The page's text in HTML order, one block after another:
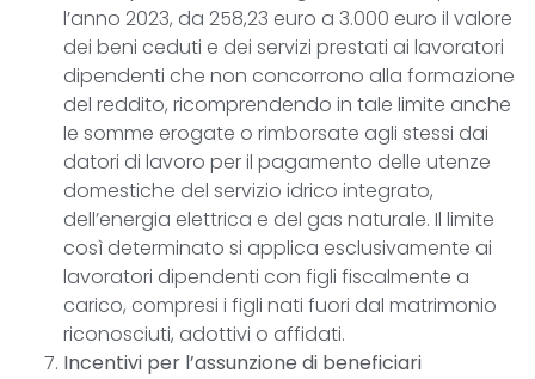
l’anno 2023, da 258,23 euro a 3.000 euro il valore
dei beni ceduti e dei servizi prestati ai lavoratori
dipendenti che non concorrono alla formazione
del reddito, ricomprendendo in tale limite anche
le somme erogate o rimborsate agli stessi dai
datori di lavoro per il pagamento delle utenze
domestiche del servizio idrico integrato,
dell’energia elettrica e del gas naturale. Il limite
così determinato si applica esclusivamente ai
lavoratori dipendenti con figli fiscalmente a
carico, compresi i figli nati fuori dal matrimonio
riconosciuti, adottivi o affidati.
Incentivi per l’assunzione di beneficiari